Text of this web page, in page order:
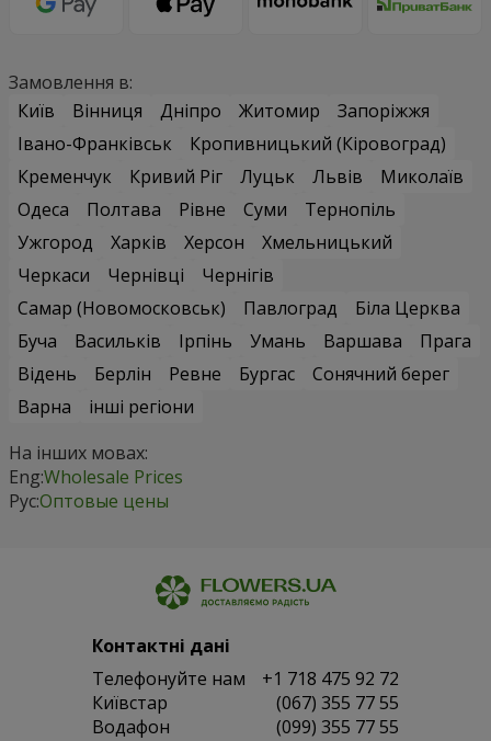
Замовлення в:
Київ
Вінниця Дніпро Житомир
Запоріжжя
Івано-Франківськ
Кропивницький (Кіровоград)
Кременчук
Кривий Ріг Луцьк Львів
Миколаїв
Одеса
Полтава Рівне Суми
Тернопіль
Ужгород
Харків Херсон
Хмельницький
Черкаси
Чернівці
Чернігів
Самар (Новомосковськ)
Павлоград
Біла Церква
Буча
Васильків Ірпінь Умань Варшава
Прага
Відень
Берлін Ревне Бургас
Сонячний берег
Варна
інші регіони
На інших мовах:
Eng:Wholesale Prices
Рус:Оптовые цены
Контактні дані
Телефонуйте нам
+1 718 475 92 72
Київстар
(067) 355 77 55
Водафон
(099) 355 77 55